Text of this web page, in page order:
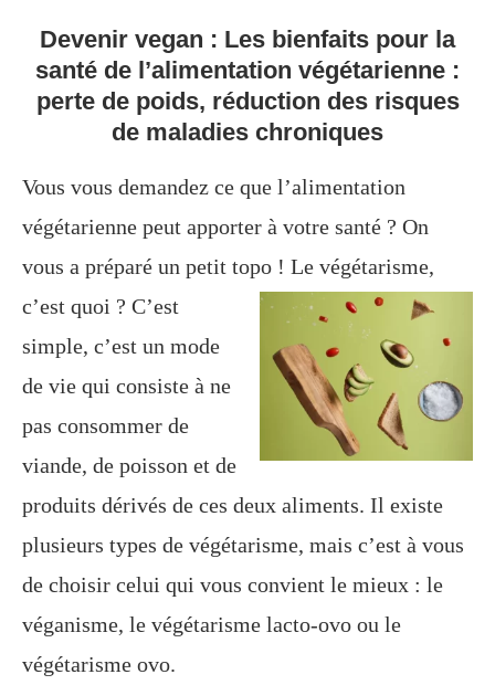
Devenir vegan : Les bienfaits pour la
santé de l’alimentation végétarienne :
perte de poids, réduction des risques
de maladies chroniques
Vous vous demandez ce que l’alimentation
végétarienne peut apporter à votre santé ? On
vous a préparé un petit topo ! Le végétarisme,
c’est quoi ? C’est
simple, c’est un mode
de vie qui consiste à ne
pas consommer de
viande, de poisson et de
produits dérivés de ces deux aliments. Il existe
plusieurs types de végétarisme, mais c’est à vous
de choisir celui qui vous convient le mieux : le
véganisme, le végétarisme lacto-ovo ou le
végétarisme ovo.